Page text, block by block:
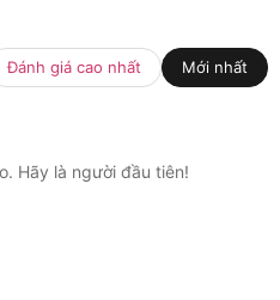
Đánh giá cao nhất Mới nhất
Hãy là người đầu tiên!